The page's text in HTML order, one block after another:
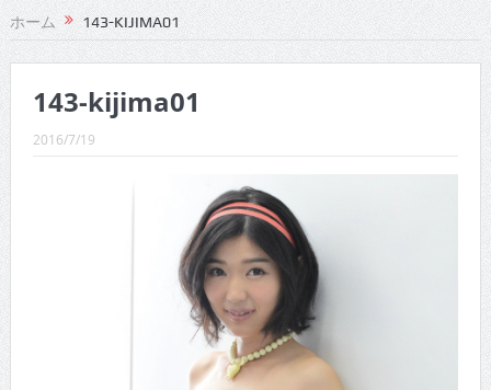
CINEMA×STYLE 292号
CINEMA×STYLE 291号
CINEMA×STYLE 290号
CINEMA×STYLE 289号
CINEMA×STYLE 287号
CINEMA×STYLE 286号
CINEMA×STYLE 285号
CINEMA×STYLE 294号
ホーム 143-KIJIMA01
143-kijima01
2016/7/19